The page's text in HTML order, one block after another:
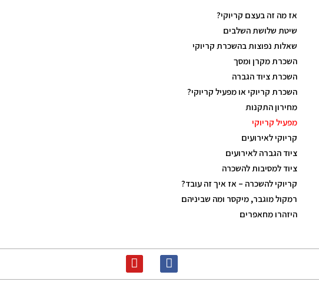
אז מה זה בעצם קריוקי?
שיטת שלושת השלבים
שאלות נפוצות בהשכרת קריוקי
השכרת מקרן ומסך
השכרת ציוד הגברה
השכרת קריוקי או מפעיל קריוקי?
מחירון התקנות
מפעיל קריוקי
קריוקי לאירועים
ציוד הגברה לאירועים
ציוד למסיבות להשכרה
קריוקי להשכרה – אז איך זה עובד?
רמקול מוגבר, מיקסר ומה שביניהם
היזהרו מחאפרים